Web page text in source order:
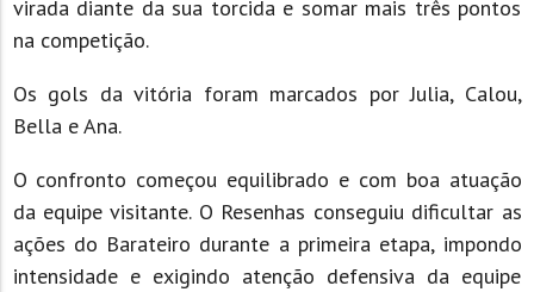
virada diante da sua torcida e somar mais três pontos
na competição.
Os gols da vitória foram marcados por Julia, Calou,
Bella e Ana.
O confronto começou equilibrado e com boa atuação
da equipe visitante. O Resenhas conseguiu dificultar as
ações do Barateiro durante a primeira etapa, impondo
intensidade e exigindo atenção defensiva da equipe